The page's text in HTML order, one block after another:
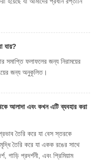
যায়?
ফলাফলের জন্য নিরাময়ের
জন্য অনুকূলিত।
আলাদা এবং কখন এটি ব্যবহার করা
তৈরি করে যা বেস স্তরকে
তৈরি করে যা একক রঙের সাথে
প্রদর্শনী, এবং প্রিমিয়াম